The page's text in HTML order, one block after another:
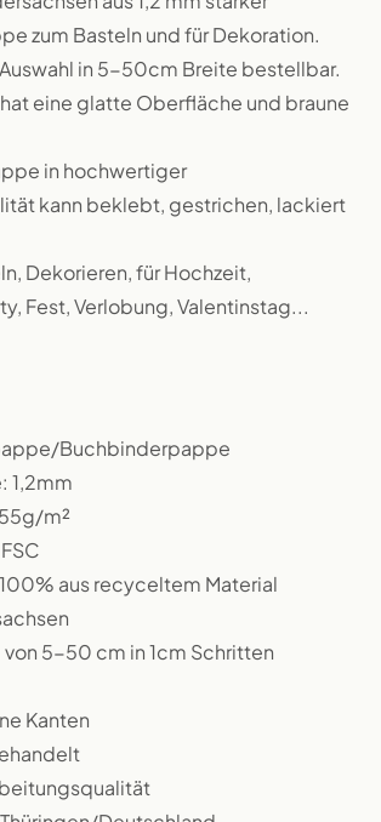
zum Basteln und für Dekoration.
in 5-50cm Breite bestellbar.
eine glatte Oberfläche und braune
in hochwertiger
kann beklebt, gestrichen, lackiert
Dekorieren, für Hochzeit,
Fest, Verlobung, Valentinstag...
Buchbinderpappe
1,2mm
m²
aus recyceltem Material
von 5-50 cm in 1cm Schritten
Kanten